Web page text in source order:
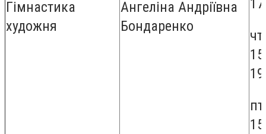
Гімнастика
художня
Ангеліна Андріївна
Бондаренко